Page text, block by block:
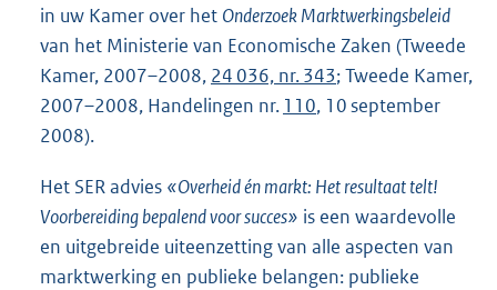
in uw Kamer over het Onderzoek Marktwerkingsbeleid
van het Ministerie van Economische Zaken (Tweede
Kamer, 2007–2008, 24 036, nr. 343; Tweede Kamer,
2007–2008, Handelingen nr. 110, 10 september
2008).
Het SER advies «Overheid én markt: Het resultaat telt!
Voorbereiding bepalend voor succes» is een waardevolle
en uitgebreide uiteenzetting van alle aspecten van
marktwerking en publieke belangen: publieke